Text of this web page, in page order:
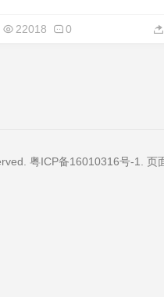
22018 0
粤ICP备16010316号-1 .